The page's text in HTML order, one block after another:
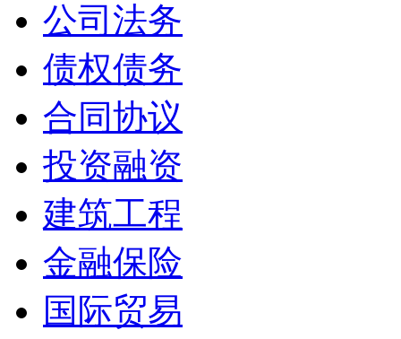
公司法务
债权债务
合同协议
投资融资
建筑工程
金融保险
国际贸易